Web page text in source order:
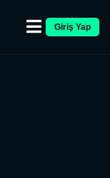
Giriş Yap